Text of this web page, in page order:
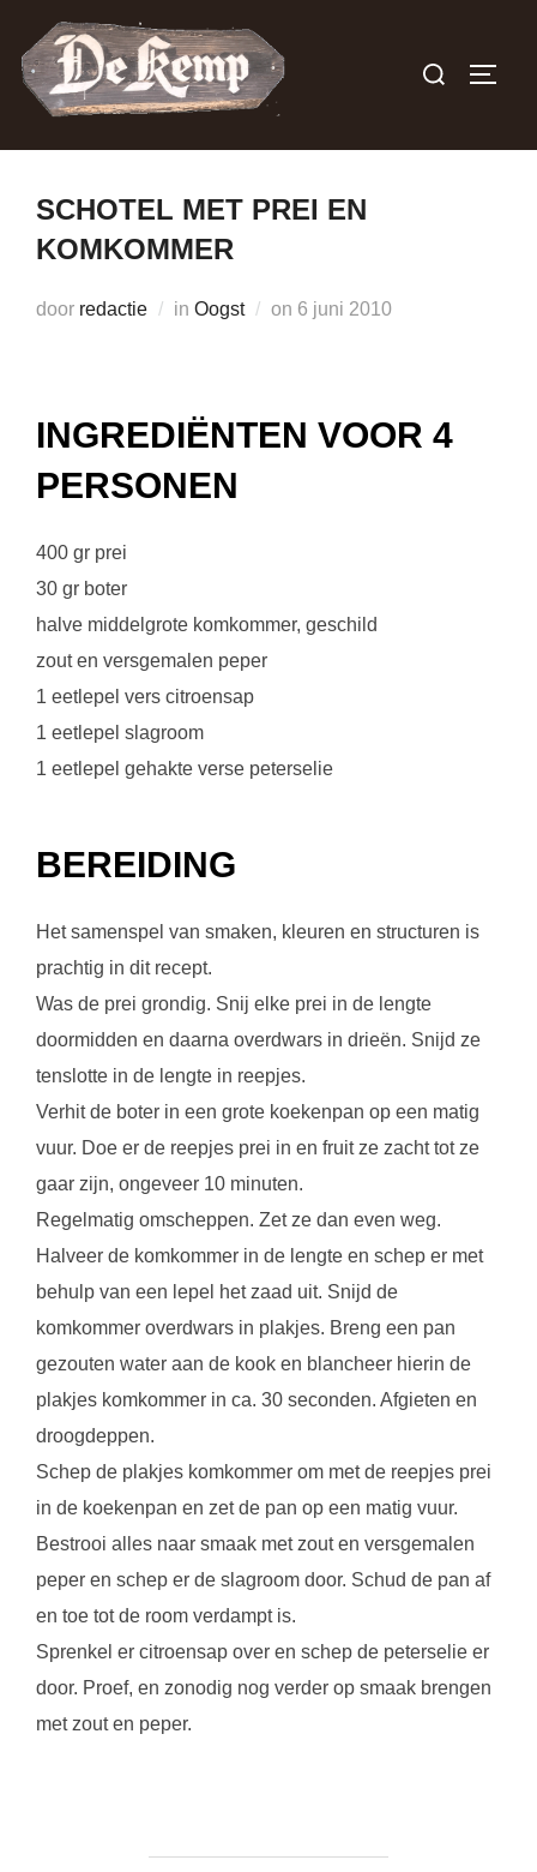
naar
inhoud
Zoek
SCHOTEL MET PREI EN
KOMKOMMER
door redactie in Oogst on Geplaatst
6 juni 2010
INGREDIËNTEN VOOR 4
PERSONEN
400 gr prei
30 gr boter
halve middelgrote komkommer, geschild
zout en versgemalen peper
1 eetlepel vers citroensap
1 eetlepel slagroom
1 eetlepel gehakte verse peterselie
BEREIDING
Het samenspel van smaken, kleuren en structuren is
prachtig in dit recept.
Was de prei grondig. Snij elke prei in de lengte
doormidden en daarna overdwars in drieën. Snijd ze
tenslotte in de lengte in reepjes.
Verhit de boter in een grote koekenpan op een matig
vuur. Doe er de reepjes prei in en fruit ze zacht tot ze
gaar zijn, ongeveer 10 minuten.
Regelmatig omscheppen. Zet ze dan even weg.
Halveer de komkommer in de lengte en schep er met
behulp van een lepel het zaad uit. Snijd de
komkommer overdwars in plakjes. Breng een pan
gezouten water aan de kook en blancheer hierin de
plakjes komkommer in ca. 30 seconden. Afgieten en
droogdeppen.
Schep de plakjes komkommer om met de reepjes prei
in de koekenpan en zet de pan op een matig vuur.
Bestrooi alles naar smaak met zout en versgemalen
peper en schep er de slagroom door. Schud de pan af
en toe tot de room verdampt is.
Sprenkel er citroensap over en schep de peterselie er
door. Proef, en zonodig nog verder op smaak brengen
met zout en peper.